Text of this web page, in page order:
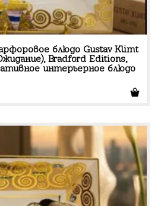
блюдо Gustav Klimt
Bradford Editions,
интерьерное блюдо